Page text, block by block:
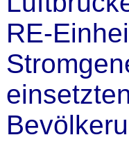
RE-